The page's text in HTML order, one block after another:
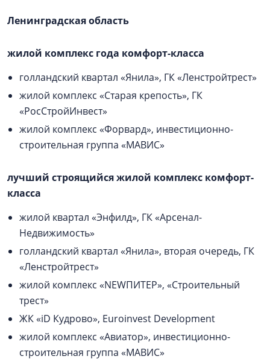
Ленинградская область
жилой комплекс года комфорт-класса
голландский квартал «Янила», ГК «Ленстройтрест»
жилой комплекс «Старая крепость», ГК
«РосСтройИнвест»
жилой комплекс «Форвард», инвестиционно-
строительная группа «МАВИС»
лучший строящийся жилой комплекс комфорт-
класса
жилой квартал «Энфилд», ГК «Арсенал-
Недвижимость»
голландский квартал «Янила», вторая очередь, ГК
«Ленстройтрест»
жилой комплекс «NEWПИТЕР», «Строительный
трест»
ЖК «iD Кудрово», Euroinvest Development
жилой комплекс «Авиатор», инвестиционно-
строительная группа «МАВИС»